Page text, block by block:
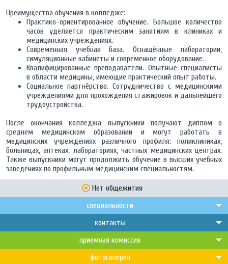
Преимущества обучения в колледже:
Практико-ориентированное обучение. Большое количество
часов уделяется практическим занятиям в клиниках и
медицинских учреждениях.
Современная учебная база. Оснащённые лаборатории,
симуляционные кабинеты и современное оборудование.
Квалифицированные преподаватели. Опытные специалисты
в области медицины, имеющие практический опыт работы.
Социальное партнёрство. Сотрудничество с медицинскими
учреждениями для прохождения стажировок и дальнейшего
трудоустройства.
После окончания колледжа выпускники получают диплом о
среднем медицинском образовании и могут работать в
медицинских учреждениях различного профиля: поликлиниках,
больницах, аптеках, лабораториях, частных медицинских центрах.
Также выпускники могут продолжить обучение в высших учебных
заведениях по профильным медицинским специальностям.
Нет общежития
специальности
контакты
приемная комиссия
фотогалерея